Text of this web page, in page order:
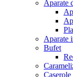
Aparate
Aparate
Bufet
Caserole